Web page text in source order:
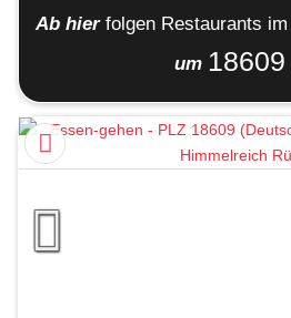
Ab hier folgen Restaurants im
um 18609